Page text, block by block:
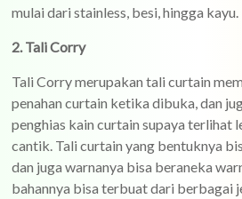
mulai dari stainless, besi, hingga kayu.
2. Tali Corry
Tali Corry merupakan tali curtain
penahan curtain ketika dibuka, dan
penghias kain curtain supaya terlihat
cantik. Tali curtain yang bentuknya
dan juga warnanya bisa beraneka
bahannya bisa terbuat dari berbagai